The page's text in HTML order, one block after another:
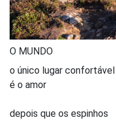
O MUNDO
o único lugar confortável
é o amor
depois que os espinhos